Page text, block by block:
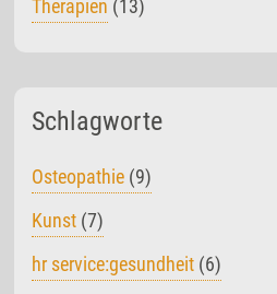
Therapien (13)
Schlagworte
Osteopathie (9)
Kunst (7)
hr service:gesundheit (6)